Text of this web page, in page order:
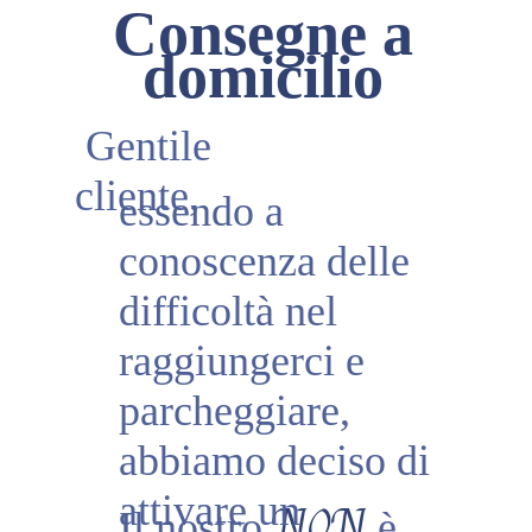
Consegne a
domicilio
Gentile
cliente,
essendo a
conoscenza delle
difficoltà nel
raggiungerci e
parcheggiare,
abbiamo deciso di
attivare un